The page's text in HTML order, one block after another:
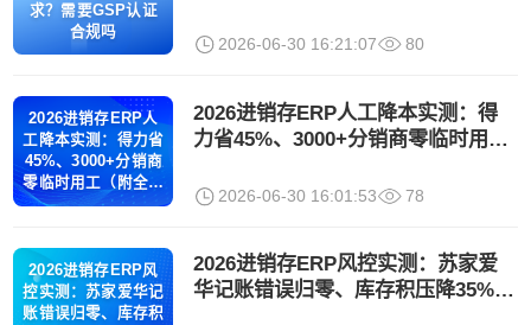
求？需要GSP认证
合规吗
2026-06-30 16:21:07 80
2026进销存ERP人
工降本实测：得力省
45%、3000+分销商
零临时用工（附全行
业选型指南）
2026进销存ERP人工降本实测：得
力省45%、3000+分销商零临时用工
2026-06-30 16:01:53 78
2026进销存ERP风
控实测：苏家爱华记
账错误归零、库存积
2026进销存ERP风控实测：苏家爱
华记账错误归零、库存积压降35%